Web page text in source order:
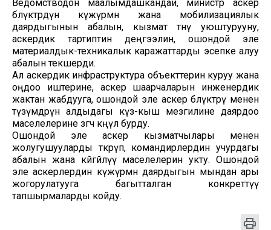
Ведомстводон маалымдашкандай, министр аскер
бөлүктөрдүн күжүрмөн жана мобилизациялык
даярдыгынын абалын, кызмат өтөөнү уюштурууну,
аскердик тартиптин деңгээлин, ошондой эле
материалдык-техникалык каражаттарды эсепке алуу
абалын текшерди.
Ал аскердик инфраструктура объекттерин куруу жана
оңдоо иштерине, аскер шаарчаларын инженердик
жактан жабдууга, ошондой эле аскер бөлүктөрү менен
түзүмдөрүн алдыдагы күз-кыш мезгилине даярдоо
маселелерине өзгөчө көңүл бурду.
Ошондой эле аскер кызматчылары менен
жолугушууларды өткөрүп, командирлердин учурдагы
абалын жана көйгөйлүү маселелерин укту. Ошондой
эле аскерлердин күжүрмөн даярдыгын мындан ары
жогорулатууга багытталган конкреттүү
тапшырмаларды койду.